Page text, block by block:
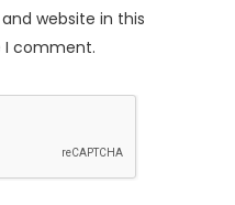
website in this
I comment.